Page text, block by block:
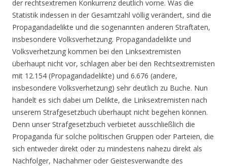
der rechtsextremen Konkurrenz deutlich vorne. Was die
Statistik indessen in der Gesamtzahl völlig verändert, sind die
Propagandadelikte und die sogenannten anderen Straftaten,
insbesondere Volksverhetzung. Propagandadelikte und
Volksverhetzung kommen bei den Linksextremisten
überhaupt nicht vor, schlagen aber bei den Rechtsextremisten
mit 12.154 (Propagandadelikte) und 6.676 (andere,
insbesondere Volksverhetzung) sehr deutlich zu Buche. Nun
handelt es sich dabei um Delikte, die Linksextremisten nach
unserem Strafgesetzbuch überhaupt nicht begehen können.
Denn unser Strafgesetzbuch verbietet ausschließlich die
Propaganda für solche politischen Gruppen oder Parteien, die
sich entweder direkt oder zu mindestens nahezu direkt als
Nachfolger, Nachahmer oder Geistesverwandte des